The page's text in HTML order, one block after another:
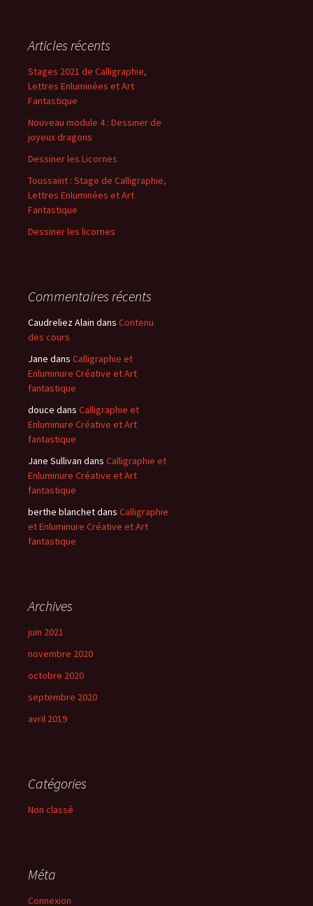
Articles récents
Stages 2021 de Calligraphie,
Lettres Enluminées et Art
Fantastique
Nouveau module 4 : Dessiner de
joyeux dragons
Dessiner les Licornes
Toussaint : Stage de Calligraphie,
Lettres Enluminées et Art
Fantastique
Dessiner les licornes
Commentaires récents
Caudreliez Alain dans Contenu
des cours
Jane dans Calligraphie et
Enluminure Créative et Art
fantastique
douce dans Calligraphie et
Enluminure Créative et Art
fantastique
Jane Sullivan dans Calligraphie et
Enluminure Créative et Art
fantastique
berthe blanchetdans Calligraphie
et Enluminure Créative et Art
fantastique
Archives
juin 2021
novembre 2020
octobre 2020
septembre 2020
avril 2019
Catégories
Non classé
Méta
Connexion